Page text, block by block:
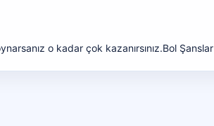
o kadar çok kazanırsınız.Bol Şanslar